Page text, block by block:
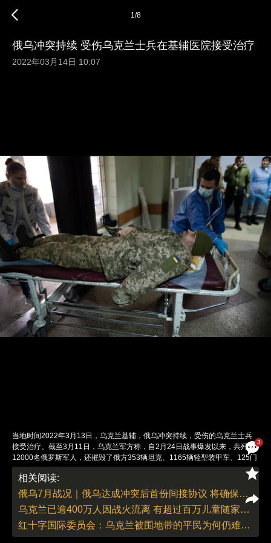
3
1/8
俄乌冲突持续 受伤乌克兰士兵在基辅医院接受治疗
2022年03月14日 10:07
当地时间2022年3月13日，乌克兰基辅，俄乌冲突持续，受伤的乌克兰士兵
接受治疗。截至3月11日，乌克兰军方称，自2月24日战事爆发以来，共歼灭
12000名俄罗斯军人，还摧毁了俄方353辆坦克、1165辆轻型装甲车、125门
火炮、58套多管火箭炮系统、57架飞机和83架直升机。图：Raphael
Lafargue/IC PHOTO
责任编辑：李泊静 | 版面编辑：李泊静
相关阅读:
俄乌7月战况｜俄乌达成冲突后首份间接协议 将确保乌克兰粮食安全出口（更新中）
乌克兰已逾400万人因战火流离 有超过百万儿童随家人逃往国外
红十字国际委员会：乌克兰被围地带的平民为何仍难以撤离